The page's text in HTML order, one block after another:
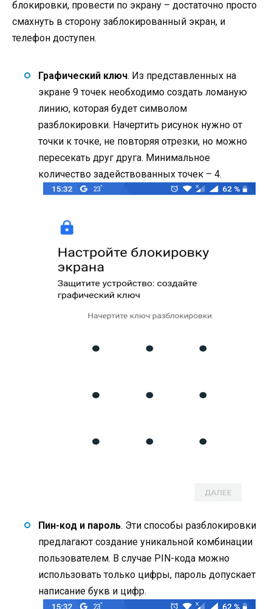
блокировки, провести по экрану – достаточно просто
смахнуть в сторону заблокированный экран, и
телефон доступен.
Графический ключ. Из представленных на
экране 9 точек необходимо создать ломаную
линию, которая будет символом
разблокировки. Начертить рисунок нужно от
точки к точке, не повторяя отрезки, но можно
пересекать друг друга. Минимальное
количество задействованных точек – 4.
Пин-код и пароль. Эти способы разблокировки
предлагают создание уникальной комбинации
пользователем. В случае PIN-кода можно
использовать только цифры, пароль допускает
написание букв и цифр.